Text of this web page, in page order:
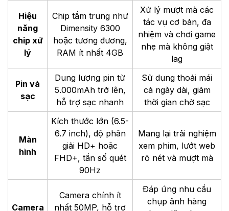
Hiệu
năng
chip xử
lý
Chip tầm trung như
Dimensity 6300
hoặc tương đương,
RAM ít nhất 4GB
Xử lý mượt mà các
tác vụ cơ bản, đa
nhiệm và chơi game
nhẹ mà không giật
lag
Pin và
sạc
Dung lượng pin từ
5.000mAh trở lên,
hỗ trợ sạc nhanh
Sử dụng thoải mái
cả ngày dài, giảm
thời gian chờ sạc
Màn
hình
Kích thước lớn (6.5-
6.7 inch), độ phân
giải HD+ hoặc
FHD+, tần số quét
90Hz
Mang lại trải nghiệm
xem phim, lướt web
rõ nét và mượt mà
Camera
Camera chính ít
nhất 50MP, hỗ trợ
Đáp ứng nhu cầu
chụp ảnh hàng